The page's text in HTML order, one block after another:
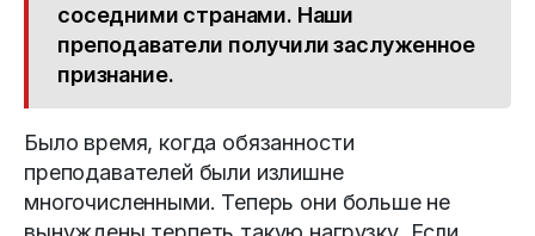
соседними странами. Наши
преподаватели получили заслуженное
признание.
Было время, когда обязанности
преподавателей были излишне
многочисленными. Теперь они больше не